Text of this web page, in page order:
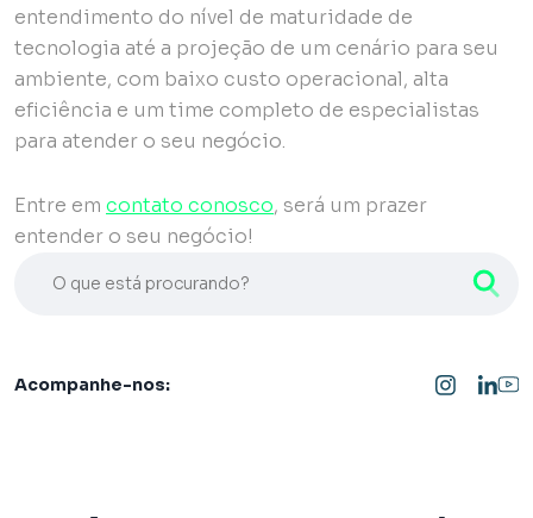
entendimento do nível de maturidade de
tecnologia até a projeção de um cenário para seu
ambiente, com baixo custo operacional, alta
eficiência e um time completo de especialistas
para atender o seu negócio.
Entre em contato conosco, será um prazer
entender o seu negócio!
Acompanhe-nos: